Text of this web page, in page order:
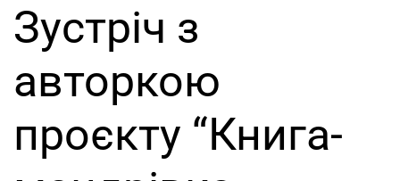
Зустріч з
авторкою
проєкту “Книга-